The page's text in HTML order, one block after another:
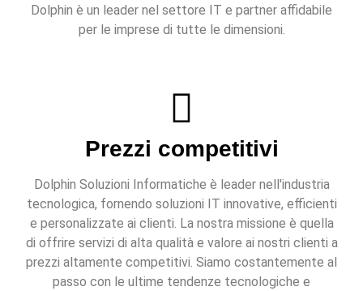
Dolphin è un leader nel settore IT e partner affidabile
per le imprese di tutte le dimensioni.
Prezzi competitivi
Dolphin Soluzioni Informatiche è leader nell'industria
tecnologica, fornendo soluzioni IT innovative, efficienti
e personalizzate ai clienti. La nostra missione è quella
di offrire servizi di alta qualità e valore ai nostri clienti a
prezzi altamente competitivi. Siamo costantemente al
passo con le ultime tendenze tecnologiche e